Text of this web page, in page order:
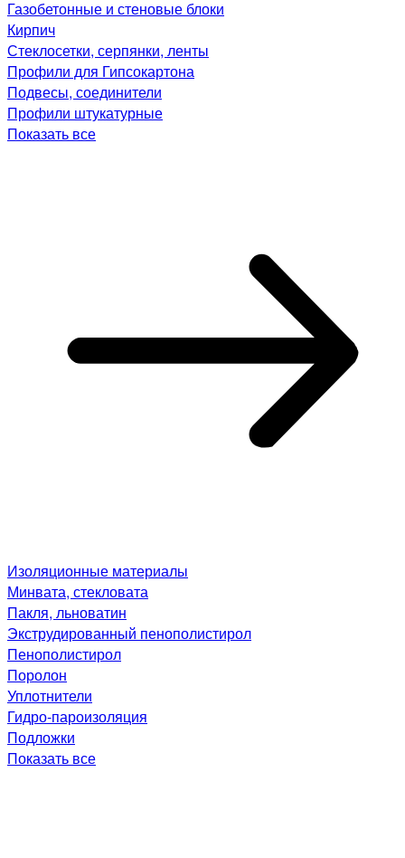
Газобетонные и стеновые блоки
Кирпич
Стеклосетки, серпянки, ленты
Профили для Гипсокартона
Подвесы, соединители
Профили штукатурные
Показать все
Изоляционные материалы
Минвата, стекловата
Пакля, льноватин
Экструдированный пенополистирол
Пенополистирол
Поролон
Уплотнители
Гидро-пароизоляция
Подложки
Показать все